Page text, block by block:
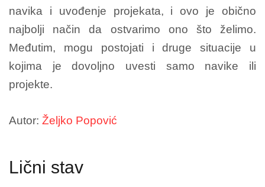
navika i uvođenje projekata, i ovo je obično
najbolji način da ostvarimo ono što želimo.
Međutim, mogu postojati i druge situacije u
kojima je dovoljno uvesti samo navike ili
projekte.
Autor: Željko Popović
Lični stav